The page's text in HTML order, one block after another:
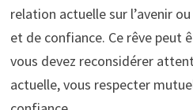
relation actuelle sur l’avenir
et de confiance. Ce rêve peut
vous devez reconsidérer
actuelle, vous respecter